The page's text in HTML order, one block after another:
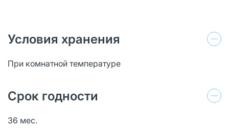
Условия хранения
При комнатной температуре
Срок годности
36 мес.